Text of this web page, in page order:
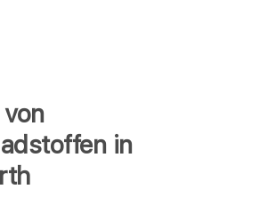
in